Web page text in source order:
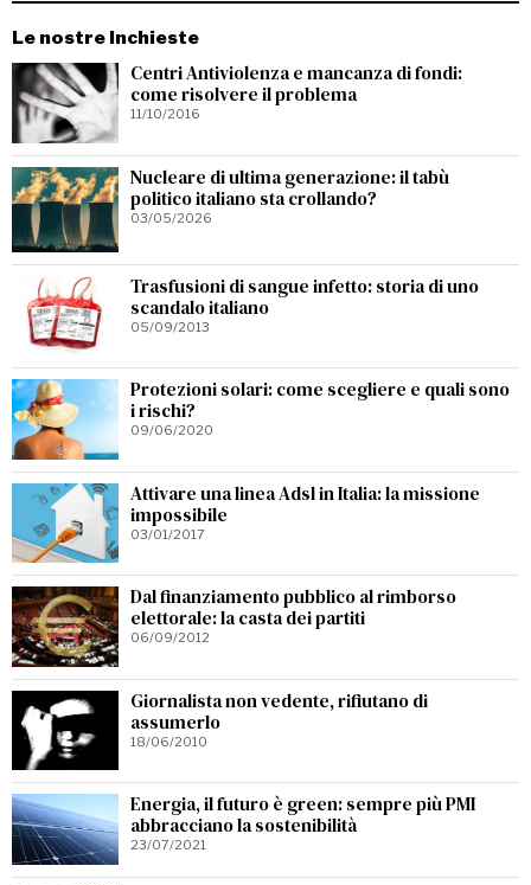
Le nostre Inchieste
Centri Antiviolenza e mancanza di fondi:
come risolvere il problema
11/10/2016
Nucleare di ultima generazione: il tabù
politico italiano sta crollando?
03/05/2026
Trasfusioni di sangue infetto: storia di uno
scandalo italiano
05/09/2013
Protezioni solari: come scegliere e quali sono
i rischi?
09/06/2020
Attivare una linea Adsl in Italia: la missione
impossibile
03/01/2017
Dal finanziamento pubblico al rimborso
elettorale: la casta dei partiti
06/09/2012
Giornalista non vedente, rifiutano di
assumerlo
18/06/2010
Energia, il futuro è green: sempre più PMI
abbracciano la sostenibilità
23/07/2021